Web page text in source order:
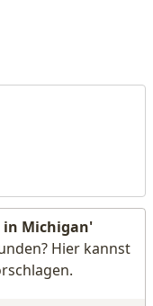
in Michigan'
Hier kannst